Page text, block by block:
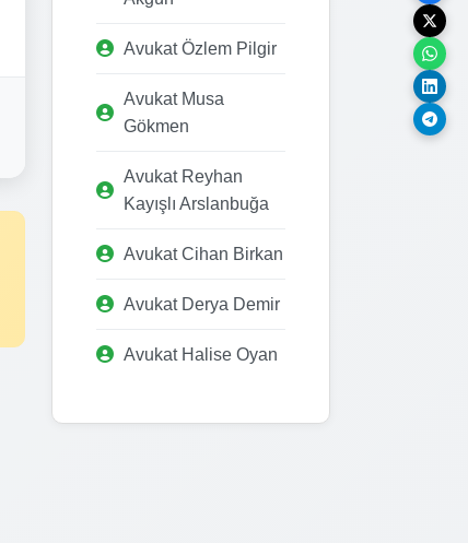
Avukat Özlem Pilgir
Avukat Musa
Gökmen
Avukat Reyhan
Kayışlı Arslanbuğa
Avukat Cihan Birkan
Avukat Derya Demir
Avukat Halise Oyan